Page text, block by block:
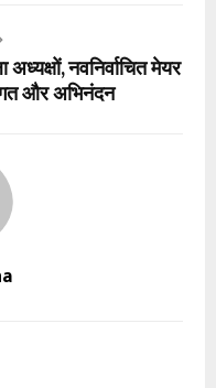
नवनिर्वाचित मेयर
और अभिनंदन